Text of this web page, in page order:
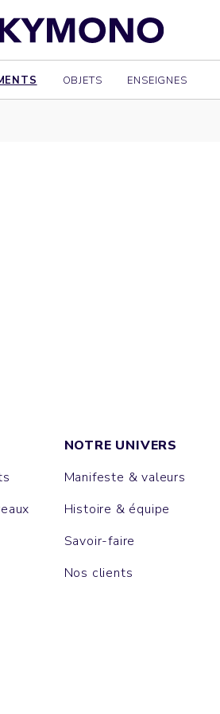
OBJETS ENSEIGNES
NOTRE UNIVERS
Manifeste & valeurs
Histoire & équipe
Savoir-faire
Nos clients